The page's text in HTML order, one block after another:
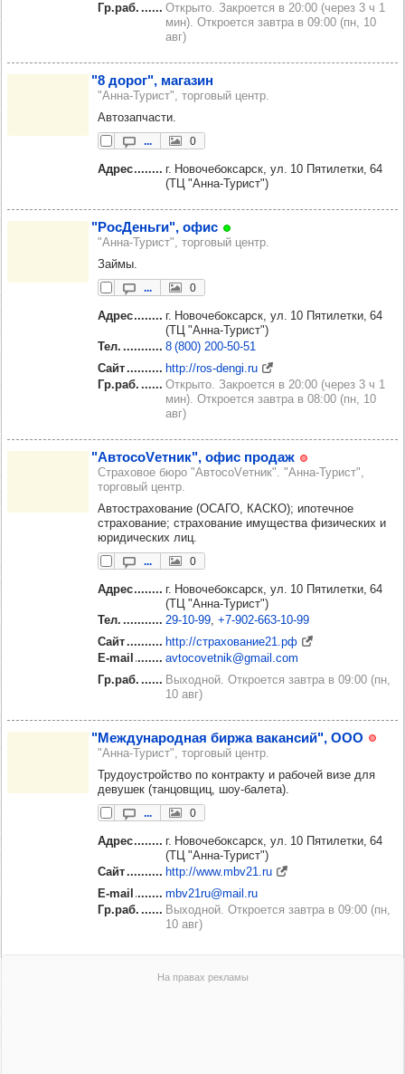
Гр.раб.
Открыто. Закроется в 20:00 (через 3 ч 1
мин). Откроется завтра в 09:00 (пн, 10
авг)
"8 дорог", мага­зин
"Анна-Турист", торговый центр.
Автозапчасти.
... 0
Адрес
г. Новочебоксарск, ул. 10 Пятилетки, 64
(ТЦ "Анна-Турист")
"Рос­Деньги", офис
"Анна-Турист", торговый центр.
Займы.
... 0
Адрес
г. Новочебоксарск, ул. 10 Пятилетки, 64
(ТЦ "Анна-Турист")
Тел.
8 (800) 200‑50‑51
Сайт
http://ros-dengi.ru
Гр.раб.
Открыто. Закроется в 20:00 (через 3 ч 1
мин). Откроется завтра в 08:00 (пн, 10
авг)
"АвтосоVетник", офис про­даж
Страховое бюро "АвтосоVетник". "Анна-Турист",
торговый центр.
Автострахование (ОСАГО, КАСКО); ипотечное
страхование; страхование имущества физических и
юридических лиц.
... 0
Адрес
г. Новочебоксарск, ул. 10 Пятилетки, 64
(ТЦ "Анна-Турист")
Тел.
29‑10‑99 +7‑902‑663‑10‑99
Сайт
http://страхование21.рф
E-mail
avtocovetnik@gmail.com
Гр.раб.
Выходной. Откроется завтра в 09:00 (пн,
10 авг)
"Меж­ду­на­род­ная биржа вакан­сий", ООО
"Анна-Турист", торговый центр.
Трудоустройство по контракту и рабочей визе для
девушек (танцовщиц, шоу-балета).
... 0
Адрес
г. Новочебоксарск, ул. 10 Пятилетки, 64
(ТЦ "Анна-Турист")
Сайт
http://www.mbv21.ru
E-mail
mbv21ru@mail.ru
Гр.раб.
Выходной. Откроется завтра в 09:00 (пн,
10 авг)